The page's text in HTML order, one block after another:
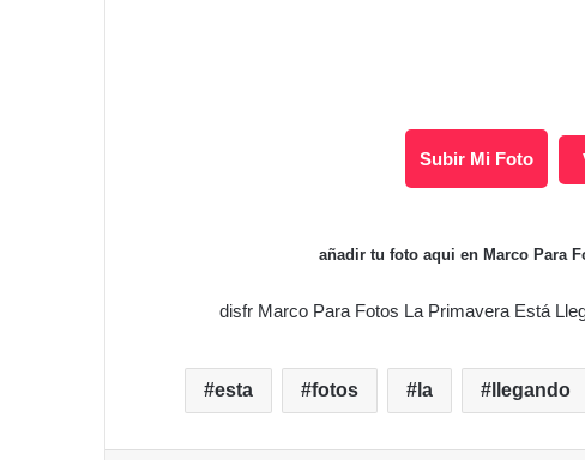
Subir Mi Foto
añadir tu foto aqui en Marco Para
disfr Marco Para Fotos La Primavera Está
esta fotos la llegando